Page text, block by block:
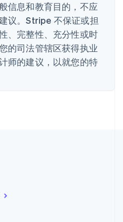
信息和教育目的，不应
议。Stripe 不保证或担
、完整性、充分性或时
的司法管辖区获得执业
师的建议，以就您的特